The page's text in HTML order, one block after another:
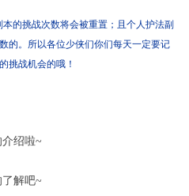
的挑战次数将会被重置；且 个人护法副
的。所以各位少侠们你们每天一定要记
挑战机会的哦！
介绍啦~
解吧~